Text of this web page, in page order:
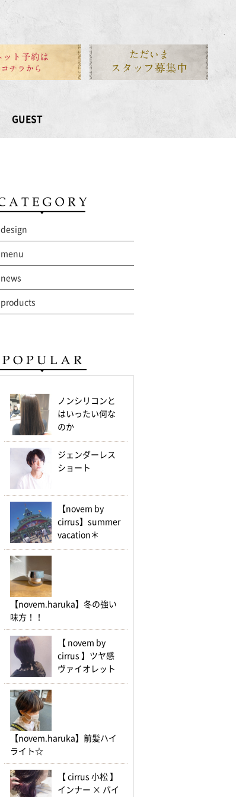
GUEST
design
menu
news
products
ノンシリコンと
はいったい何な
のか
ジェンダーレス
ショート
【novem by
cirrus】summer
vacation＊
【novem.haruka】冬の強い
味方！！
【 novem by
cirrus 】ツヤ感
ヴァイオレット
【novem.haruka】前髪ハイ
ライト☆
【 cirrus 小松 】
インナー × バイ